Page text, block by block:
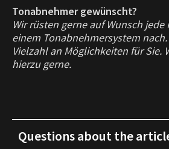
Tonabnehmer gewünscht?
Wir rüsten gerne auf Wunsch
einem Tonabnehmersystem
Vielzahl an Möglichkeiten für Sie.
hierzu gerne.
Questions about the